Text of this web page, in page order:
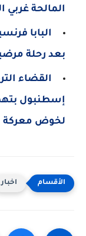
المالحة غربي
البابا
بعد رحلة
القضاء
إسطنبول
لخوض معركة
اخبار